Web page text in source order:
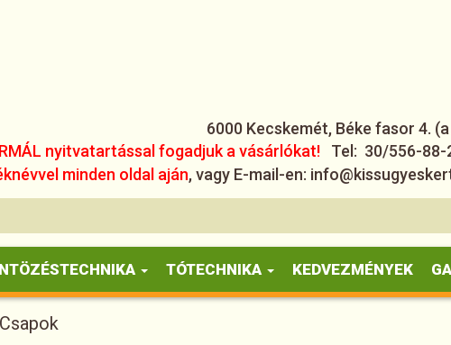
6000 Kecskemét, Béke fasor 4.
nyitvatartással fogadjuk a vásárlókat! Tel: 30/
minden oldal aján, vagy E-mail-en:
TÓTECHNIKA KEDVEZMÉNYEK
Csapok